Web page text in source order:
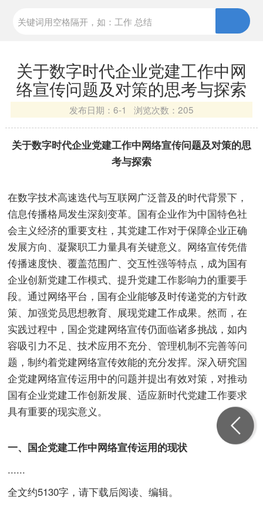
关于数字时代企业党建工作中网
络宣传问题及对策的思考与探索
发布日期： 6-1 浏览次数： 205
关于数字时代企业党建工作中网络宣传问题及对策的思
考与探索
在数字技术高速迭代与互联网广泛普及的时代背景下，
信息传播格局发生深刻变革。国有企业作为中国特色社
会主义经济的重要支柱，其党建工作对于保障企业正确
发展方向、凝聚职工力量具有关键意义。网络宣传凭借
传播速度快、覆盖范围广、交互性强等特点，成为国有
企业创新党建工作模式、提升党建工作影响力的重要手
段。通过网络平台，国有企业能够及时传递党的方针政
策、加强党员思想教育、展现党建工作成果。然而，在
实践过程中，国企党建网络宣传仍面临诸多挑战，如内
容吸引力不足、技术应用不充分、管理机制不完善等问
题，制约着党建网络宣传效能的充分发挥。深入研究国
企党建网络宣传运用中的问题并提出有效对策，对推动
国有企业党建工作创新发展、适应新时代党建工作要求
具有重要的现实意义。
一、国企党建工作中网络宣传运用的现状
......
全文约5130字，请下载后阅读、编辑。